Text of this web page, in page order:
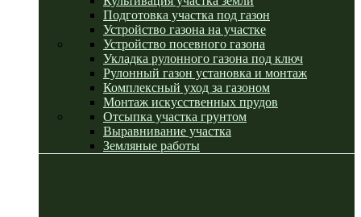
Подготовка участка под газон
Устройство газона на участке
Устройство посевного газона
Укладка рулонного газона под ключ
Рулонный газон установка и монтаж
Комплексный уход за газоном
Монтаж искусственных прудов
Отсыпка участка грунтом
Выравнивание участка
Земляные работы